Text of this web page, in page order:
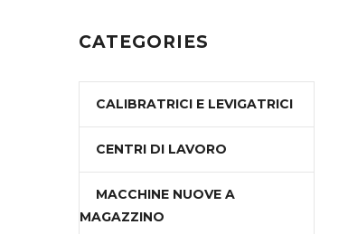
CATEGORIES
CALIBRATRICI E LEVIGATRICI
CENTRI DI LAVORO
MACCHINE NUOVE A
MAGAZZINO